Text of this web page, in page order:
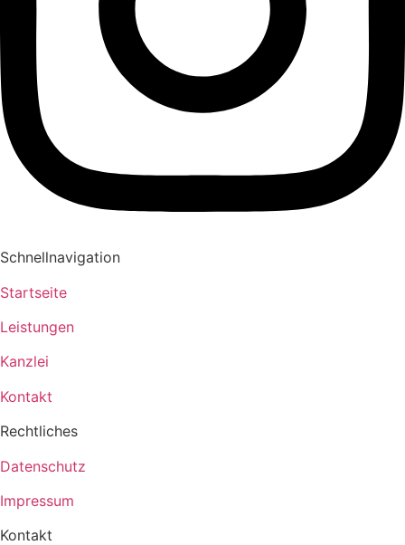
Schnellnavigation
Startseite
Leistungen
Kanzlei
Kontakt
Rechtliches
Datenschutz
Impressum
Kontakt